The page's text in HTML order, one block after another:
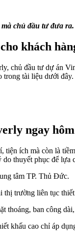
chủ đầu tư đưa ra.
khách
chủ đầu tư dự án
trong tài liệu dưới đây.
ngay
ích mà còn là
thuyết phục để lựa
tâm TP. Thủ Đức.
trường liên tục
thoáng, ban công
khấu cao chỉ áp